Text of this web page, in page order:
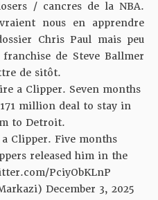
/ cancres de la NBA.
nous en apprendre
Chris Paul mais peu
de Steve Ballmer
de sitôt.
a Clipper. Seven months
million deal to stay in
to Detroit.
Clipper. Five months
released him in the
PciyObKLnP
December 3, 2025